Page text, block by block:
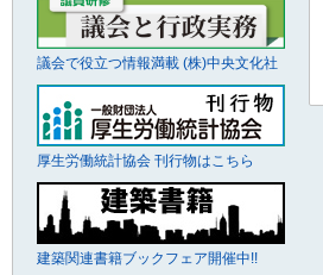
議会で役立つ情報満載 (株)中央文化社
厚生労働統計協会 刊行物はこちら
建築関連書籍ブックフェア開催中!!